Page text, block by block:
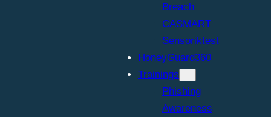
Breach
CASMART
Sensoriktest
HoneyGuard360
Trainings
Phishing
Awareness